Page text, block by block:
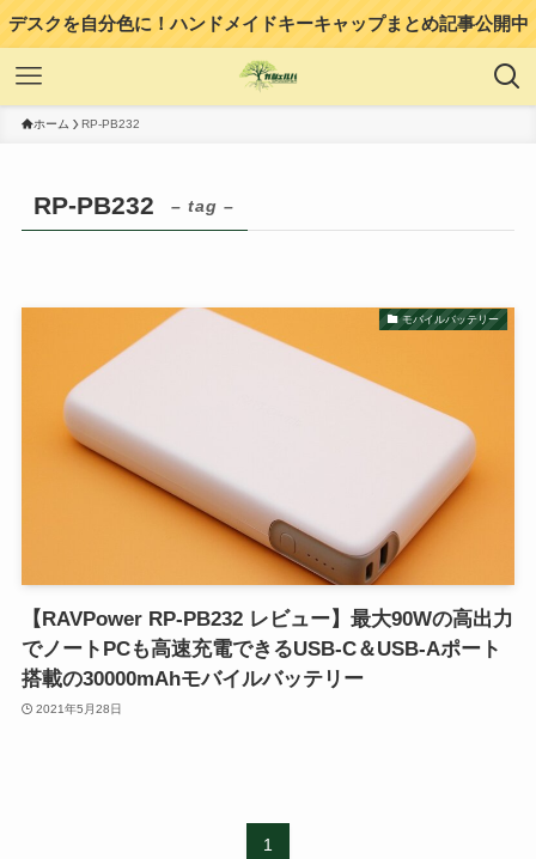
デスクを自分色に！ハンドメイドキーキャップまとめ記事公開中
ホーム RP-PB232
RP-PB232 – tag –
モバイルバッテリー
【RAVPower RP-PB232 レビュー】最大90Wの高出力
でノートPCも高速充電できるUSB-C＆USB-Aポート
搭載の30000mAhモバイルバッテリー
2021年5月28日
1